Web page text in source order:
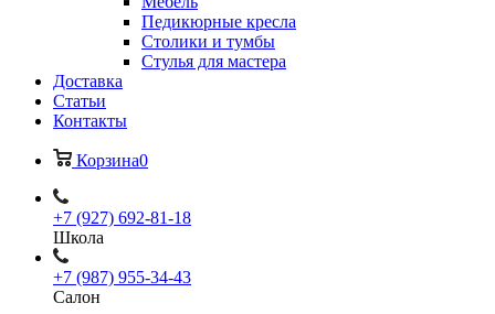
Педикюрные кресла
Столики и тумбы
Стулья для мастера
Доставка
Cтатьи
Контакты
Корзина0
+7 (927) 692-81-18
Школа
+7 (987) 955-34-43
Салон